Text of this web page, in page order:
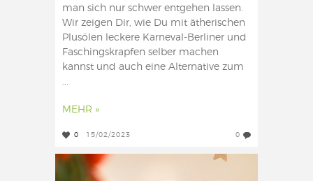
man sich nur schwer entgehen lassen.
Wir zeigen Dir, wie Du mit ätherischen
Plusölen leckere Karneval-Berliner und
Faschingskrapfen selber machen
kannst und auch eine Alternative zum
...
MEHR »
0 15/02/2023 0